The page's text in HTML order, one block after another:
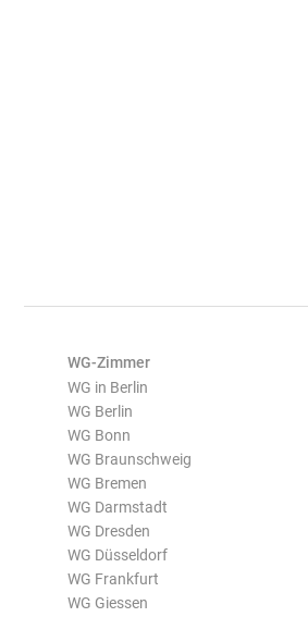
WG-Zimmer
WG in Berlin
WG Berlin
WG Bonn
WG Braunschweig
WG Bremen
WG Darmstadt
WG Dresden
WG Düsseldorf
WG Frankfurt
WG Giessen